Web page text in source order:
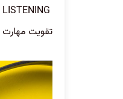
LISTENING
تقویت مهارت